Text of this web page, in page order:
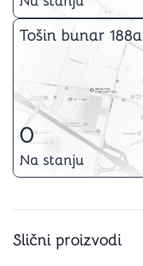
Tošin bunar 188a
0
Na stanju
Slični proizvodi